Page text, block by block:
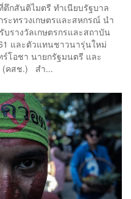
ตึกสันติไมตรี ทำเนียบรัฐบาล
ะทรวงเกษตรและสหกรณ์ นำ
รางวัลเกษตรกรและสถาบัน
และตัวแทนชาวนารุ่นใหม่
ร์โอชา นายกรัฐมนตรี และ
(คสช.) สำ...